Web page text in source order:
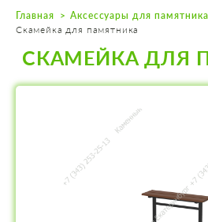
Екатеринбург,
Суббота с 11:00
Главная
Аксессуары для памятника
Скамейка для памятника
СКАМЕЙКА ДЛЯ